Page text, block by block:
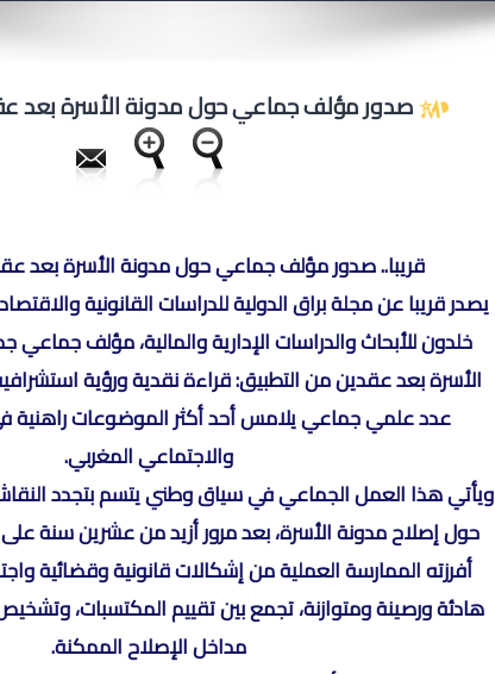
صدور مؤلف جماعي حول مدونة الأسرة بعد
قريبا.. صدور مؤلف جماعي حول مدونة الأسرة بعد
يصدر قريبا عن مجلة براق الدولية للدراسات القانونية
خلدون للأبحاث والدراسات الإدارية والمالية، مؤلف
الأسرة بعد عقدين من التطبيق: قراءة نقدية ورؤية
عدد علمي جماعي يلامس أحد أكثر الموضوعات راهنية
والاجتماعي المغربي.
ويأتي هذا العمل الجماعي في سياق وطني يتسم بتجدد
حول إصلاح مدونة الأسرة، بعد مرور أزيد من عشرين سنة على
أفرزته الممارسة العملية من إشكالات قانونية وقضائية
هادئة ورصينة ومتوازنة، تجمع بين تقييم المكتسبات،
مداخل الإصلاح الممكنة.